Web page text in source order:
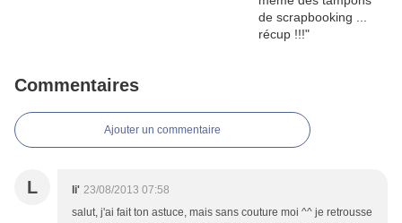
Commentaires
Ajouter un commentaire
L li' 23/08/2013 07:58
salut, j'ai fait ton astuce, mais sans couture moi ^^ je retrousse